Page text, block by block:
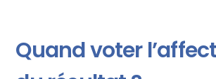
Quand voter